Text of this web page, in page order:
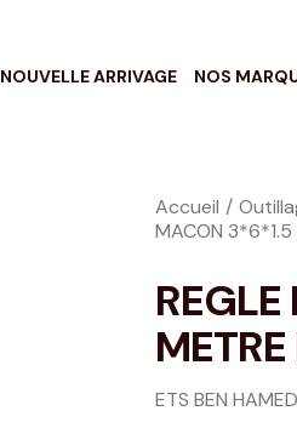
NOUVELLE ARRIVAGE NOS
Accueil
MACON 3*6*1.5
ETS BEN HAMED